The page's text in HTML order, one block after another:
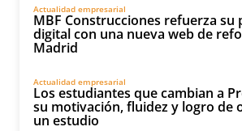
Actualidad empresarial
MBF Construcciones refuerza su
digital con una nueva web de
Madrid
Actualidad empresarial
Los estudiantes que cambian a
su motivación, fluidez y logro de
un estudio